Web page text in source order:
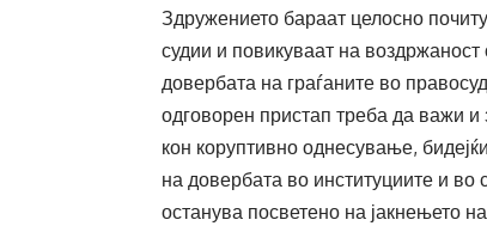
Здружението бараат целосно
судии и повикуваат на
довербата на граѓаните во
одговорен пристап треба да важи
кон коруптивно однесување,
на довербата во институциите и
останува посветено на јакнењето